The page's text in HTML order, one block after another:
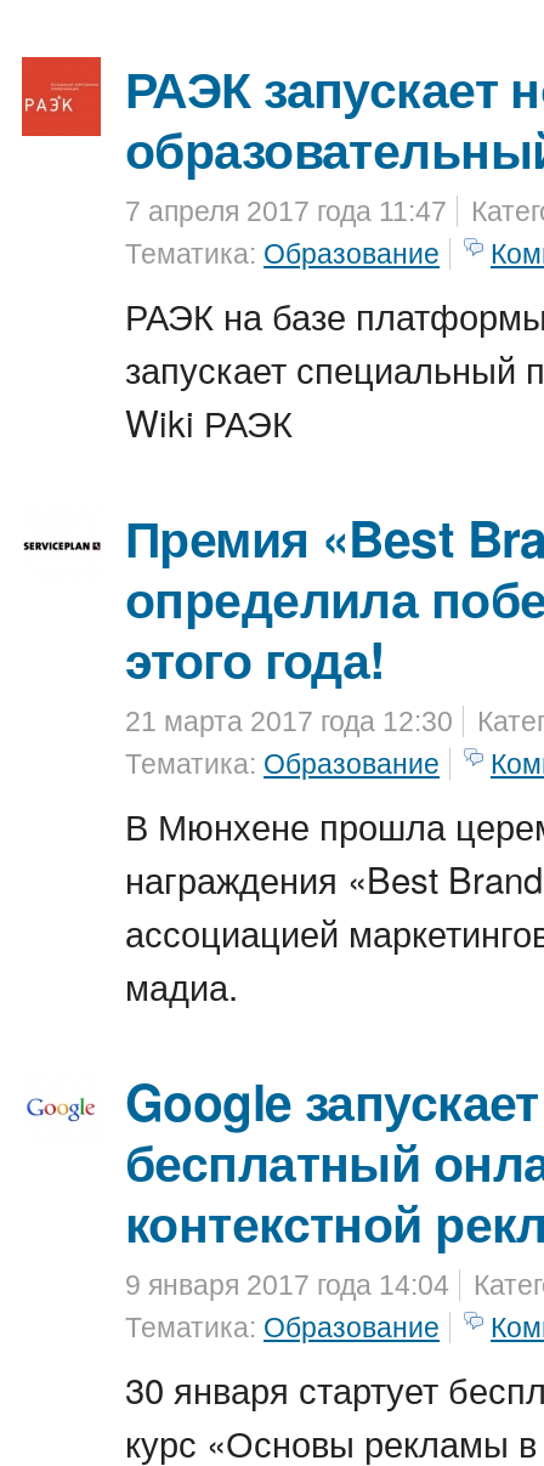
РАЭК запускает
7 апреля 2017 года 11:47
Тематика: Образование
РАЭК на базе
запускает специальный
Wiki РАЭК
Премия «Best
определила
этого года!
21 марта 2017 года 12:30
Тематика: Образование
В Мюнхене прошла
награждения «Best
ассоциацией
мадиа.
Google запускает
бесплатный
контекстной
9 января 2017 года 14:04
Тематика: Образование
30 января стартует
курс «Основы рекламы